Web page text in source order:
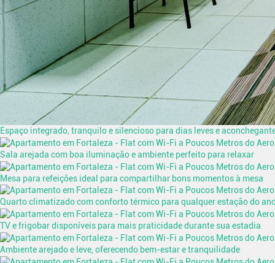
Espaço integrado, tranquilo e silencioso para dias leves e
Sala arejada com boa iluminação e ambiente perfeito para relaxar
Mesa para refeições ideal para compartilhar bons momentos à mesa
Quarto climatizado com conforto térmico para qualquer estação do
TV e frigobar disponíveis para mais praticidade durante sua estadia
Ambiente arejado e leve, oferecendo bem-estar e tranquilidade